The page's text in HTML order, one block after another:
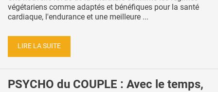
végétariens comme adaptés et bénéfiques pour la santé
cardiaque, l'endurance et une meilleure ...
LIRE LA SUITE
PSYCHO du COUPLE : Avec le temps,